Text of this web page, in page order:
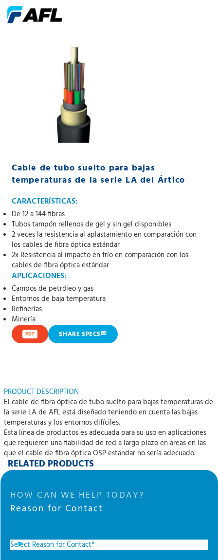
Cable de tubo suelto para bajas
temperaturas de la serie LA del Ártico
CARACTERÍSTICAS:
De 12 a 144 fibras
Tubos tampón rellenos de gel y sin gel disponibles
2 veces la resistencia al aplastamiento en comparación con
los cables de fibra óptica estándar
2x Resistencia al impacto en frío en comparación con los
cables de fibra óptica estándar
APLICACIONES:
Campos de petróleo y gas
Entornos de baja temperatura
Refinerías
Minería
PDF SHARE SPECS✉
PRODUCT DESCRIPTION
El cable de fibra óptica de tubo suelto para bajas temperaturas de
la serie LA de AFL está diseñado teniendo en cuenta las bajas
temperaturas y los entornos difíciles.
Esta línea de productos es adecuada para su uso en aplicaciones
que requieren una fiabilidad de red a largo plazo en áreas en las
que el cable de fibra óptica OSP estándar no sería adecuado.
RELATED PRODUCTS
HOW CAN WE HELP TODAY?
Reason for Contact